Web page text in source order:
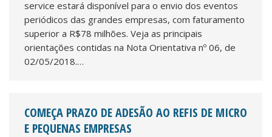
service estará disponível para o envio dos eventos
periódicos das grandes empresas, com faturamento
superior a R$78 milhões. Veja as principais
orientações contidas na Nota Orientativa nº 06, de
02/05/2018.…
COMEÇA PRAZO DE ADESÃO AO REFIS DE MICRO
E PEQUENAS EMPRESAS